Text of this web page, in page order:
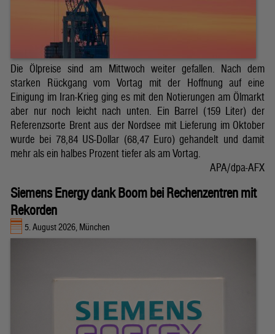
Die Ölpreise sind am Mittwoch weiter gefallen. Nach dem
starken Rückgang vom Vortag mit der Hoffnung auf eine
Einigung im Iran-Krieg ging es mit den Notierungen am Ölmarkt
aber nur noch leicht nach unten. Ein Barrel (159 Liter) der
Referenzsorte Brent aus der Nordsee mit Lieferung im Oktober
wurde bei 78,84 US-Dollar (68,47 Euro) gehandelt und damit
mehr als ein halbes Prozent tiefer als am Vortag.
APA/dpa-AFX
Siemens Energy dank Boom bei Rechenzentren mit
Rekorden
5. August 2026, München